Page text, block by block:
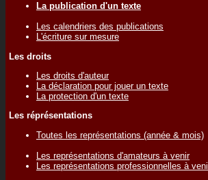
La publication d'un texte
Les calendriers des publications
L'écriture sur mesure
Les droits
Les droits d'auteur
La déclaration pour jouer un texte
La protection d'un texte
Les réprésentations
Toutes les représentations (année & mois)
Les représentations d'amateurs à venir
Les représentations professionnelles à